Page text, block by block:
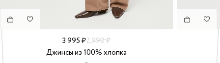
3 995 ₽7 990 ₽
Джинсы из 100% хлопка